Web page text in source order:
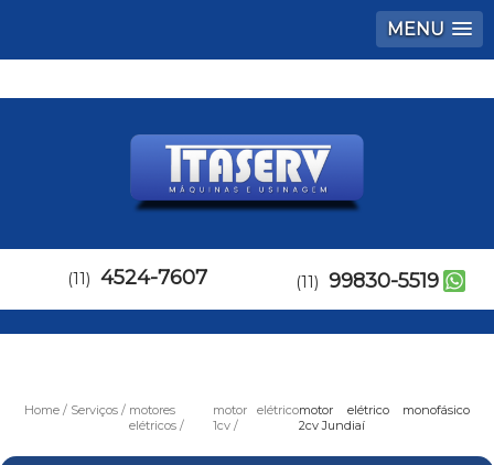
MENU
(11) 4524-7607 (11) 99830-5519
Home Serviços
motores
elétricos
motor elétrico
1cv
motor elétrico monofásico
2cv Jundiaí